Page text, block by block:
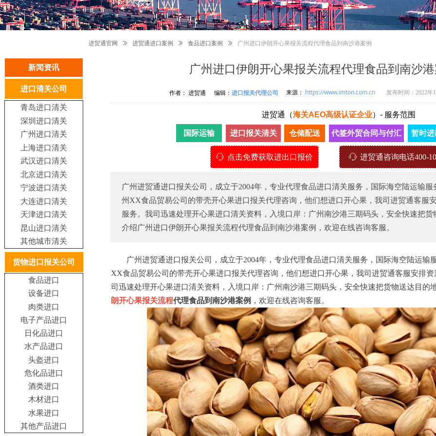
广州进口伊朗开心果报关流程代理食品到南沙
广州进贸通进口报关公司，成立于2004年，专业代理食品进口清关服务，国际海空陆运输
州XX食品贸易公司的带壳开心果进口报关代理咨询，他们想进口开心果，我司进贸通客服
服务。我司迅速处理开心果进口清关资料，入境口岸：广州南沙港三期码头，安全快速把
介绍广州进口伊朗开心果报关流程代理食品到南沙港案例，欢迎在线咨询客服。
发布时间： 2022年
广州进贸通进口报关公司，成立于2004年，专业代理食品进口清关服务，国际海空陆运输
XX食品贸易公司的带壳开心果进口报关代理咨询，他们想进口开心果，我司进贸通客服安排
司迅速处理开心果进口清关资料，入境口岸：广州南沙港三期码头，安全快速把货物送达目的
朗开心果报关流程代理食品到南沙港案例 ，欢迎在线咨询客服。
进贸通官网 ꅀ 进贸通进口案例 ꅀ 食品进口案例 ꅀ 广州进口伊朗开心果报关流程代理食品到南沙港案例
编辑： 进口报关代理公司 来源： https://www.imton.com.cn
作者： 进贸通
新闻资讯
青岛进口清关
深圳进口清关
广州进口清关
上海进口清关
武汉进口清关
北京进口清关
宁波进口清关
大连进口清关
天津进口清关
昆山进口清关
其他城市清关
货物进口报关公司
食品进口
设备进口
肉类进口
电子产品进口
日化品进口
水产品进口
头盔进口
危化品进口
酒类进口
木材进口
水果进口
其他产品进口
ꁱ 点击免费获取进出口报价
国际运输 进口报关清关 仓储配送 代签外贸合同与付汇
进贸通（海关AEO高级认证企业） - 服务范围
暂时
进口清关公司
ꁱ 进贸通咨询电话400-